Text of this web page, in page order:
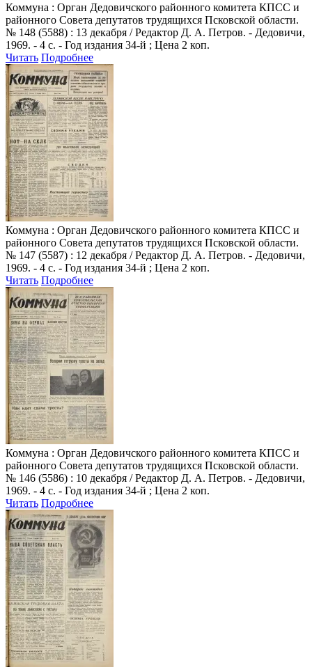
Коммуна : Орган Дедовичского районного комитета КПСС и
районного Совета депутатов трудящихся Псковской области.
№ 148 (5588) : 13 декабря / Редактор Д. А. Петров. - Дедовичи,
1969. - 4 с. - Год издания 34-й ; Цена 2 коп.
Читать Подробнее
Коммуна : Орган Дедовичского районного комитета КПСС и
районного Совета депутатов трудящихся Псковской области.
№ 147 (5587) : 12 декабря / Редактор Д. А. Петров. - Дедовичи,
1969. - 4 с. - Год издания 34-й ; Цена 2 коп.
Читать Подробнее
Коммуна : Орган Дедовичского районного комитета КПСС и
районного Совета депутатов трудящихся Псковской области.
№ 146 (5586) : 10 декабря / Редактор Д. А. Петров. - Дедовичи,
1969. - 4 с. - Год издания 34-й ; Цена 2 коп.
Читать Подробнее